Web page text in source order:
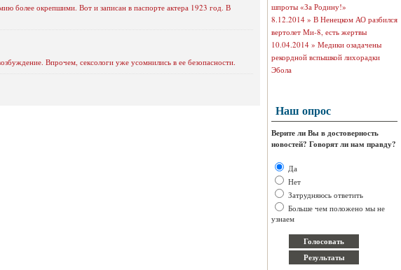
более окрепшими. Вот и записан в паспорте актера 1923 год. В
Впрочем, сексологи уже усомнились в ее безопасности.
шпроты «За Родину!»
8.12.2014 » В Ненецком АО разбился
вертолет Ми-8, есть жертвы
10.04.2014 » Медики озадачены
рекордной вспышкой лихорадки
Эбола
Наш опрос
Верите ли Вы в достоверность
новостей? Говорят ли нам правду?
Да
Нет
Затрудняюсь ответить
Больше чем положено мы не
узнаем